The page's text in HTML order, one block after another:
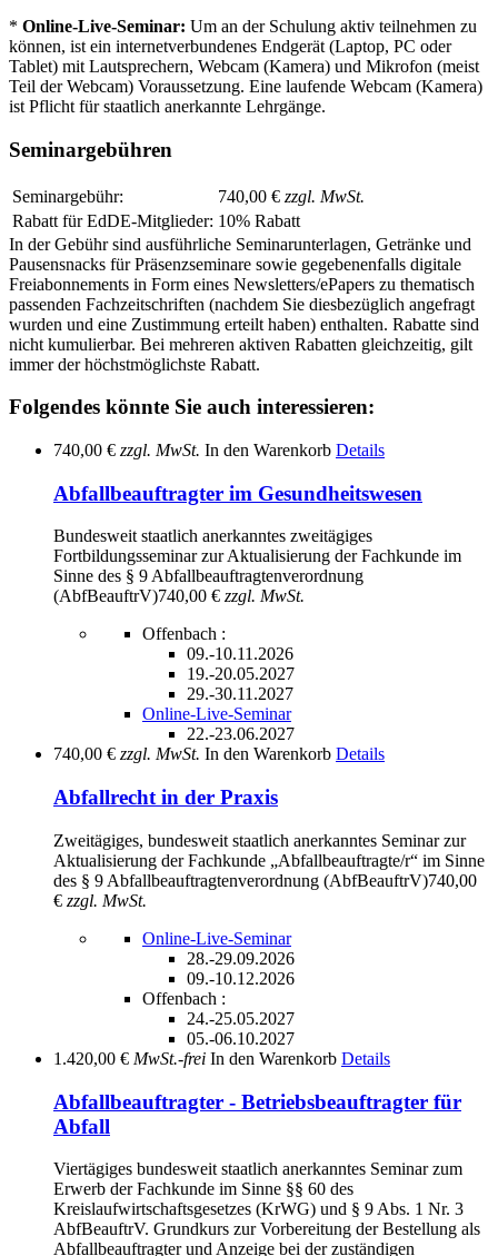
* Online-Live-Seminar: Um an der Schulung aktiv teilnehmen zu
können, ist ein internetverbundenes Endgerät (Laptop, PC oder
Tablet) mit Lautsprechern, Webcam (Kamera) und Mikrofon (meist
Teil der Webcam) Voraussetzung. Eine laufende Webcam (Kamera)
ist Pflicht für staatlich anerkannte Lehrgänge.
Seminargebühren
Seminargebühr: 740,00 € zzgl. MwSt.
Rabatt für EdDE-Mitglieder: 10% Rabatt
In der Gebühr sind ausführliche Seminarunterlagen, Getränke und
Pausensnacks für Präsenzseminare sowie gegebenenfalls digitale
Freiabonnements in Form eines Newsletters/ePapers zu thematisch
passenden Fachzeitschriften (nachdem Sie diesbezüglich angefragt
wurden und eine Zustimmung erteilt haben) enthalten. Rabatte sind
nicht kumulierbar. Bei mehreren aktiven Rabatten gleichzeitig, gilt
immer der höchstmöglichste Rabatt.
Folgendes könnte Sie auch interessieren:
740,00 € zzgl. MwSt. In den Warenkorb Details
Abfallbeauftragter im Gesundheitswesen
Bundesweit staatlich anerkanntes zweitägiges
Fortbildungsseminar zur Aktualisierung der Fachkunde im
Sinne des § 9 Abfallbeauftragtenverordnung
(AbfBeauftrV)740,00 € zzgl. MwSt.
Offenbach :
09.-10.11.2026
19.-20.05.2027
29.-30.11.2027
Online-Live-Seminar
22.-23.06.2027
740,00 € zzgl. MwSt. In den Warenkorb Details
Abfallrecht in der Praxis
Zweitägiges, bundesweit staatlich anerkanntes Seminar zur
Aktualisierung der Fachkunde „Abfallbeauftragte/r“ im Sinne
des § 9 Abfallbeauftragtenverordnung (AbfBeauftrV)740,00
€ zzgl. MwSt.
Online-Live-Seminar
28.-29.09.2026
09.-10.12.2026
Offenbach :
24.-25.05.2027
05.-06.10.2027
1.420,00 € MwSt.-frei In den Warenkorb Details
Abfallbeauftragter - Betriebsbeauftragter für
Abfall
Viertägiges bundesweit staatlich anerkanntes Seminar zum
Erwerb der Fachkunde im Sinne §§ 60 des
Kreislaufwirtschaftsgesetzes (KrWG) und § 9 Abs. 1 Nr. 3
AbfBeauftrV. Grundkurs zur Vorbereitung der Bestellung als
Abfallbeauftragter und Anzeige bei der zuständigen